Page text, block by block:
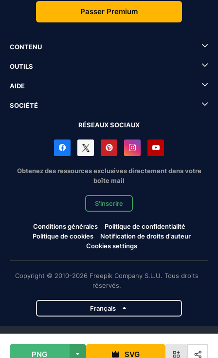
PNG SVG
Passer Premium
CONTENU
OUTILS
AIDE
SOCIÉTÉ
RÉSEAUX SOCIAUX
Obtenez des ressources exclusives directement dans votre
boîte mail
S'inscrire
Conditions générales
Politique de confidentialité
Politique de cookies
Notification de droits d'auteur
Cookies settings
Copyright © 2010-2026 Freepik Company S.L.U. Tous droits
réservés.
Français